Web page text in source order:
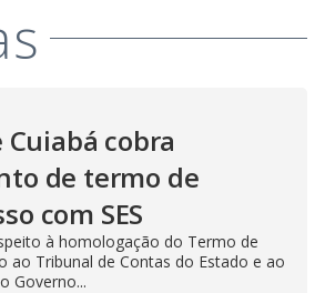
cobra
de termo de
com SES
à homologação do Termo de
ao Tribunal de Contas do Estado e ao
Governo...